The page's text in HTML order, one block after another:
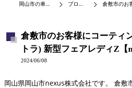
岡山市の車はnexus株式会社 ブログ(施工事例) 倉敷市のお客様にコーテ
倉敷市のお客様にコーティ
トラ) 新型フェアレディZ【
2024/06/08
岡山県岡山市nexus株式会社です。 倉敷